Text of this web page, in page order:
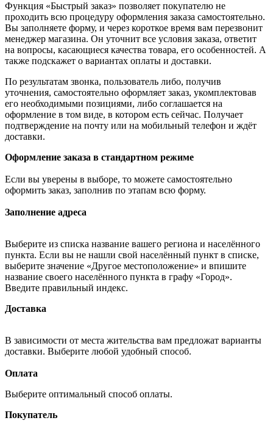
Функция «Быстрый заказ» позволяет покупателю не
проходить всю процедуру оформления заказа самостоятельно.
Вы заполняете форму, и через короткое время вам перезвонит
менеджер магазина. Он уточнит все условия заказа, ответит
на вопросы, касающиеся качества товара, его особенностей. А
также подскажет о вариантах оплаты и доставки.
По результатам звонка, пользователь либо, получив
уточнения, самостоятельно оформляет заказ, укомплектовав
его необходимыми позициями, либо соглашается на
оформление в том виде, в котором есть сейчас. Получает
подтверждение на почту или на мобильный телефон и ждёт
доставки.
Оформление заказа в стандартном режиме
Если вы уверены в выборе, то можете самостоятельно
оформить заказ, заполнив по этапам всю форму.
Заполнение адреса
Выберите из списка название вашего региона и населённого
пункта. Если вы не нашли свой населённый пункт в списке,
выберите значение «Другое местоположение» и впишите
название своего населённого пункта в графу «Город».
Введите правильный индекс.
Доставка
В зависимости от места жительства вам предложат варианты
доставки. Выберите любой удобный способ.
Оплата
Выберите оптимальный способ оплаты.
Покупатель